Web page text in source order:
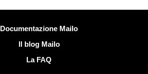
Documentazione Mailo
Il blog Mailo
La FAQ